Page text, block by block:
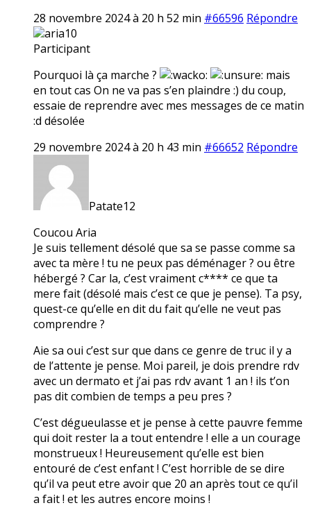
28 novembre 2024 à 20 h 52 min #66596 Répondre
aria10
Participant
Pourquoi là ça marche ?
mais
en tout cas On ne va pas s’en plaindre :) du coup,
essaie de reprendre avec mes messages de ce matin
:d désolée
29 novembre 2024 à 20 h 43 min #66652 Répondre
Patate12
Coucou Aria
Je suis tellement désolé que sa se passe comme sa
avec ta mère ! tu ne peux pas déménager ? ou être
hébergé ? Car la, c’est vraiment c**** ce que ta
mere fait (désolé mais c’est ce que je pense). Ta psy,
quest-ce qu’elle en dit du fait qu’elle ne veut pas
comprendre ?
Aie sa oui c’est sur que dans ce genre de truc il y a
de l’attente je pense. Moi pareil, je dois prendre rdv
avec un dermato et j’ai pas rdv avant 1 an ! ils t’on
pas dit combien de temps a peu pres ?
C’est dégueulasse et je pense à cette pauvre femme
qui doit rester la a tout entendre ! elle a un courage
monstrueux ! Heureusement qu’elle est bien
entouré de c’est enfant ! C’est horrible de se dire
qu’il va peut etre avoir que 20 an après tout ce qu’il
a fait ! et les autres encore moins !